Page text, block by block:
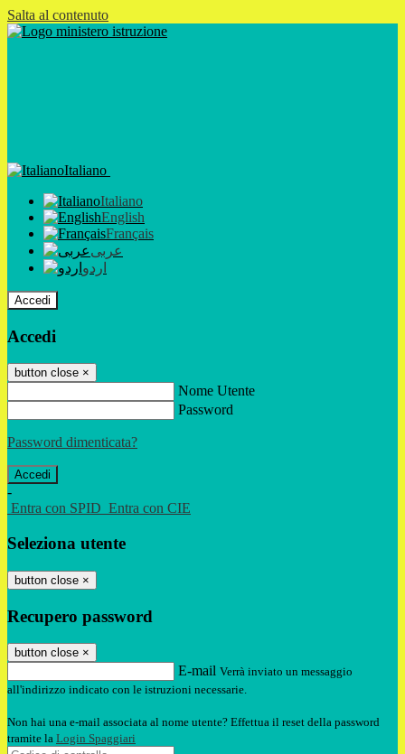
Salta al contenuto
Italiano
Italiano
English
Français
عربى
اردو
Accedi
Accedi
button close ×
Nome Utente
Password
Password dimenticata?
-
Entra con SPID Entra con CIE
Seleziona utente
button close ×
Recupero password
button close ×
E-mail Verrà inviato un messaggio
all'indirizzo indicato con le istruzioni necessarie.
Non hai una e-mail associata al nome utente? Effettua il reset della password
tramite la Login Spaggiari